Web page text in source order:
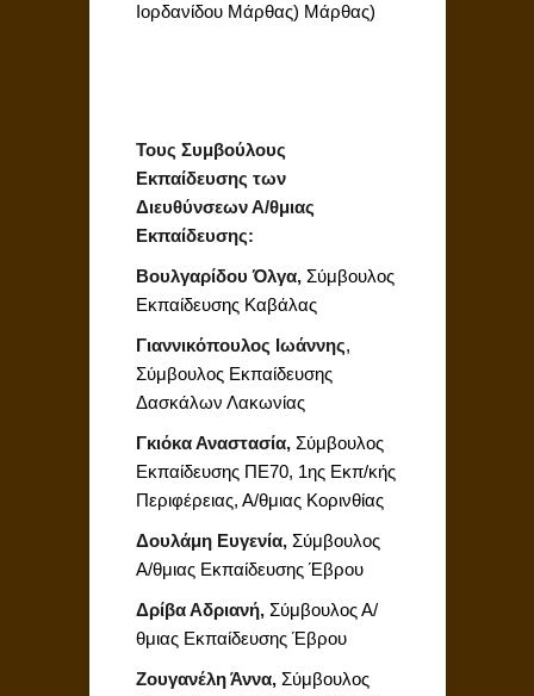
Ιορδανίδου Mάρθας) Μάρθας)
Τους Συμβούλους
Εκπαίδευσης των
Διευθύνσεων Α/θμιας
Εκπαίδευσης:
Βουλγαρίδου Όλγα, Σύμβουλος
Εκπαίδευσης Καβάλας
Γιαννικόπουλος Ιωάννης,
Σύμβουλος Εκπαίδευσης
Δασκάλων Λακωνίας
Γκιόκα Αναστασία, Σύμβουλος
Εκπαίδευσης ΠΕ70, 1ης Εκπ/κής
Περιφέρειας, Α/θμιας Κορινθίας
Δουλάμη Ευγενία, Σύμβουλος
Α/θμιας Εκπαίδευσης Έβρου
Δρίβα Αδριανή, Σύμβουλος Α/
θμιας Εκπαίδευσης Έβρου
Ζουγανέλη Άννα, Σύμβουλος